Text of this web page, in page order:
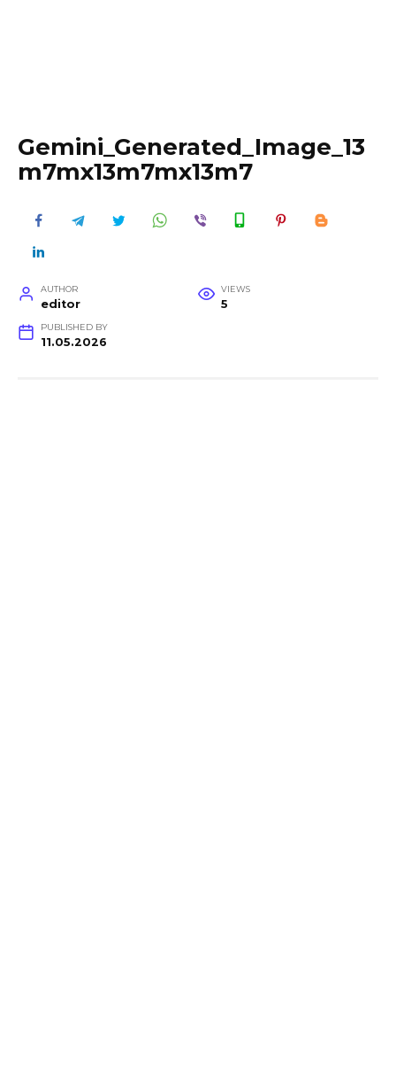
Gemini_Generated_Image_13
m7mx13m7mx13m7
AUTHOR
editor
VIEWS
5
PUBLISHED BY
11.05.2026